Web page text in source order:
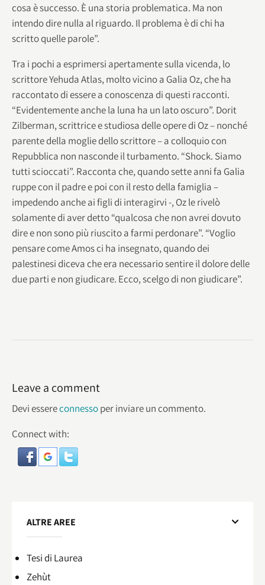
cosa è successo. È una storia problematica. Ma non
intendo dire nulla al riguardo. Il problema è di chi ha
scritto quelle parole”.
Tra i pochi a esprimersi apertamente sulla vicenda, lo
scrittore Yehuda Atlas, molto vicino a Galia Oz, che ha
raccontato di essere a conoscenza di questi racconti.
“Evidentemente anche la luna ha un lato oscuro”. Dorit
Zilberman, scrittrice e studiosa delle opere di Oz – nonché
parente della moglie dello scrittore – a colloquio con
Repubblica non nasconde il turbamento. “Shock. Siamo
tutti scioccati”. Racconta che, quando sette anni fa Galia
ruppe con il padre e poi con il resto della famiglia –
impedendo anche ai figli di interagirvi -, Oz le rivelò
solamente di aver detto “qualcosa che non avrei dovuto
dire e non sono più riuscito a farmi perdonare”. “Voglio
pensare come Amos ci ha insegnato, quando dei
palestinesi diceva che era necessario sentire il dolore delle
due parti e non giudicare. Ecco, scelgo di non giudicare”.
Leave a comment
Devi essereconnessoper inviare un commento.
Connect with:
ALTRE AREE
Tesi di Laurea
Zehùt